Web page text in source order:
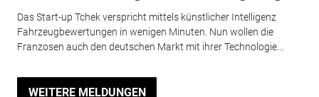
Das Start-up Tchek verspricht mittels künstlicher Intelligenz
Fahrzeugbewertungen in wenigen Minuten. Nun wollen die
Franzosen auch den deutschen Markt mit ihrer Technologie...
WEITERE MELDUNGEN